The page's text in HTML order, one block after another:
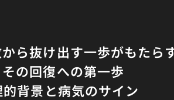
ら抜け出す一歩がもたら
の回復への第一歩
背景と病気のサイン